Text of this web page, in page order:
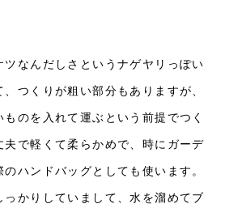
ツなんだしさというナゲヤリっぽい
つくりが粗い部分もありますが、
のを入れて運ぶという前提でつく
夫で軽くて柔らかめで、時にガーデ
ハンドバッグとしても使います。
かりしていまして、水を溜めてブ